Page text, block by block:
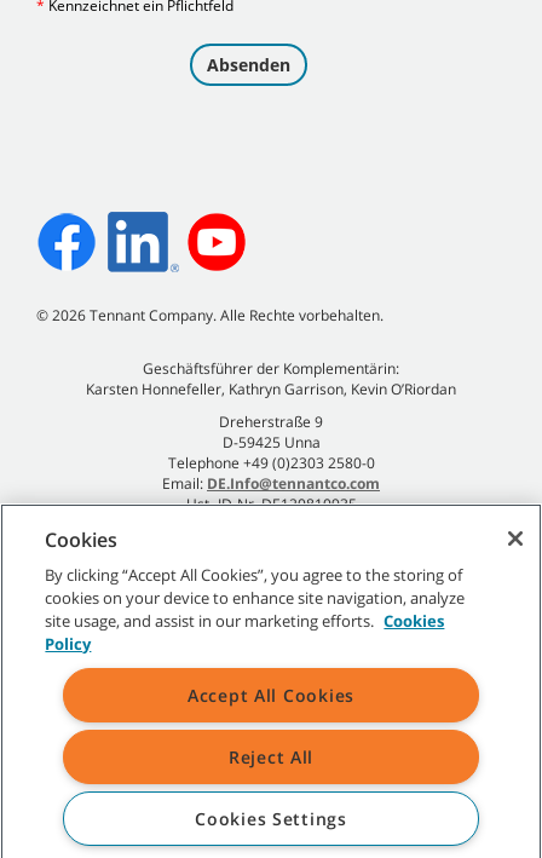
©2026Tennant Company. Alle Rechte vorbehalten.
Geschäftsführer der Komplementärin:
Karsten Honnefeller, Kathryn Garrison, Kevin O’Riordan
Dreherstraße 9
D-59425 Unna
Telephone +49 (0)2303 2580-0
Email: DE.Info@tennantco.com
Ust.-ID-Nr. DE120810935
Datenschutzrichtlinie
Sitemap Allgemeine Richtlinien Nutzungsbedingungen
Verkaufsbedingungen
Alle angegebenen Tennant-Marken und -Logos sind Eigentum der
Tennant Company und/oder ihrer verbundenen Unternehmen oder
Cookies
By clicking “Accept All Cookies”, you agree to the storing of
cookies on your device to enhance site navigation, analyze
site usage, and assist in our marketing efforts. Cookies
Policy
Accept All Cookies
Reject All
Cookies Settings